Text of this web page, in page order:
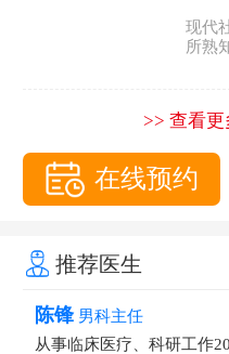
现代
所熟
>> 查看
在线预约
推荐医生
陈锋 男科主任
从事临床医疗、科研工作